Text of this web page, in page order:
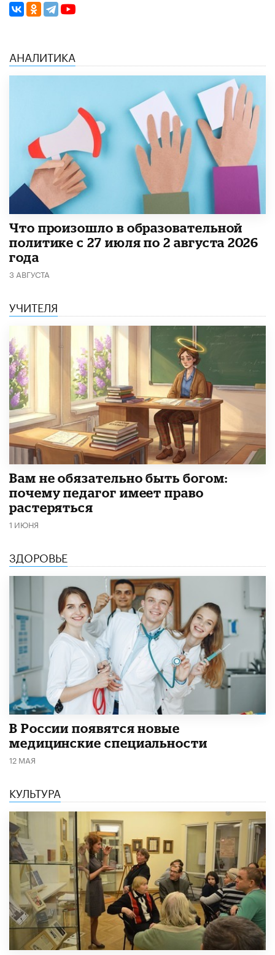
АНАЛИТИКА
​Что произошло в образовательной
политике с 27 июля по 2 августа 2026
года
3 АВГУСТА
УЧИТЕЛЯ
​Вам не обязательно быть богом:
почему педагог имеет право
растеряться
1 ИЮНЯ
ЗДОРОВЬЕ
В России появятся новые
медицинские специальности
12 МАЯ
КУЛЬТУРА